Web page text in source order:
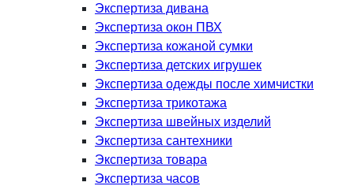
Экспертиза дивана
Экспертиза окон ПВХ
Экспертиза кожаной сумки
Экспертиза детских игрушек
Экспертиза одежды после химчистки
Экспертиза трикотажа
Экспертиза швейных изделий
Экспертиза сантехники
Экспертиза товара
Экспертиза часов